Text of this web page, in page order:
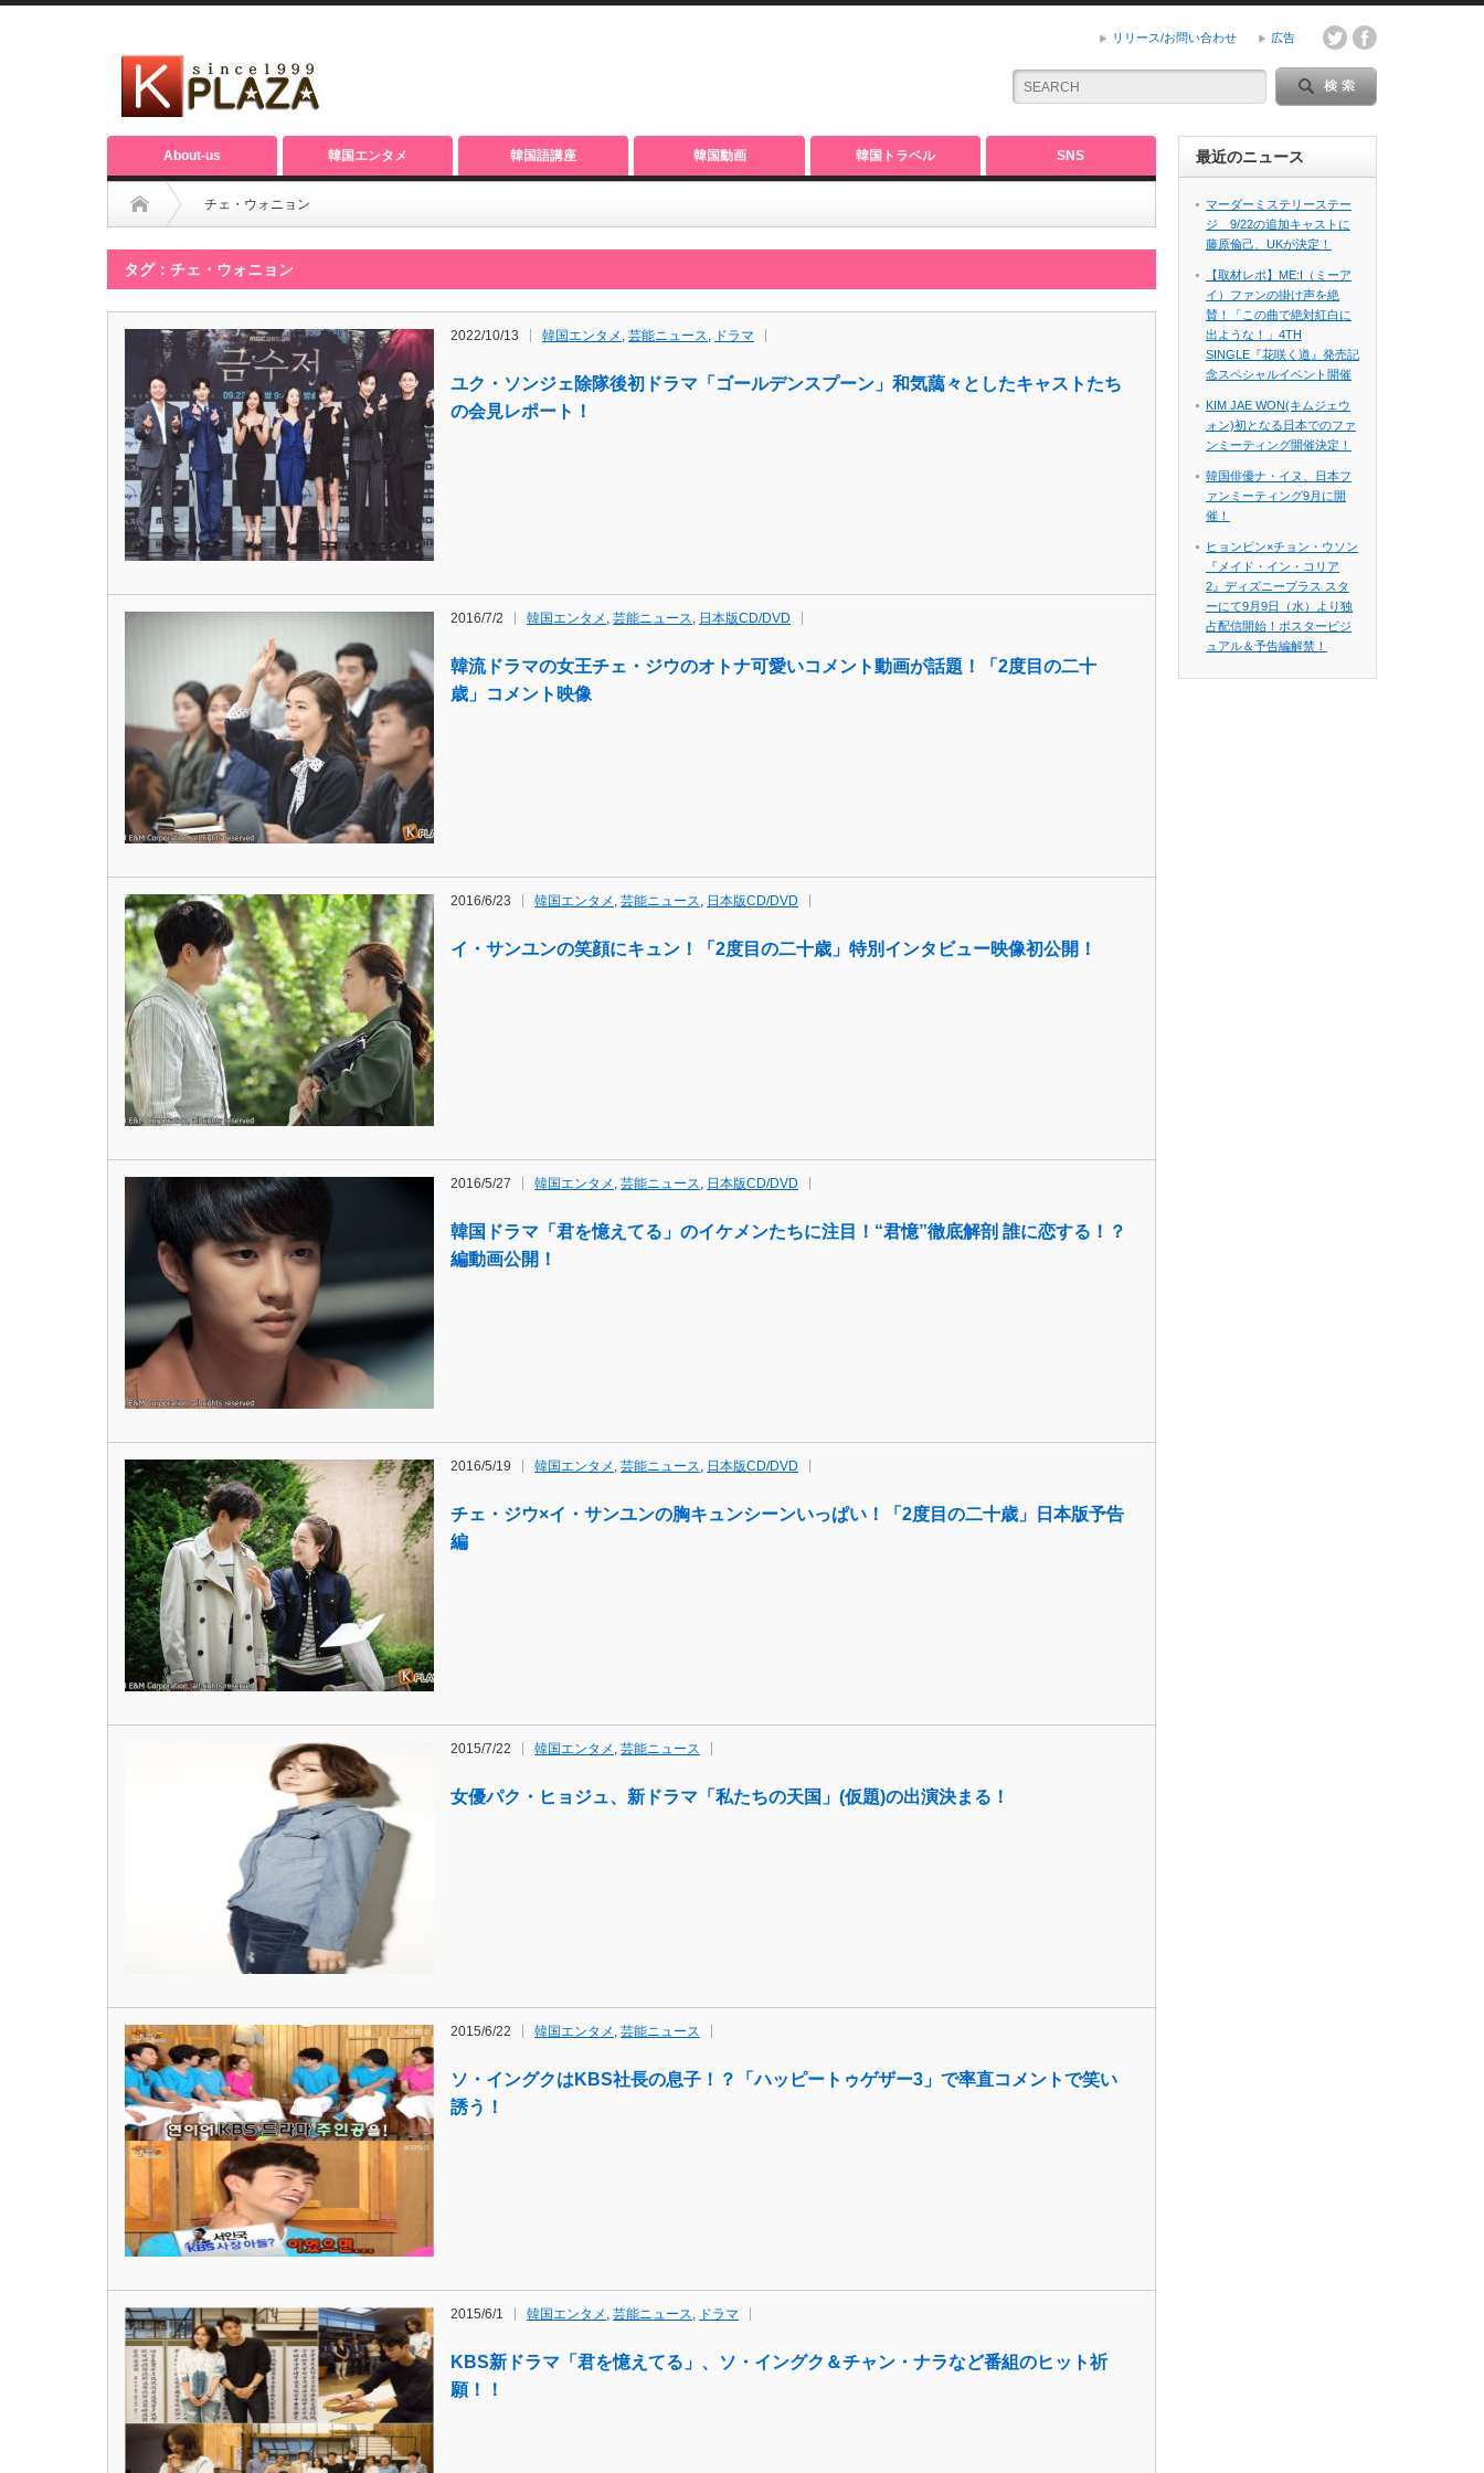
リリース/お問い合わせ 広告
About-us 韓国エンタメ 韓国語講座 韓国動画 韓国トラベル SNS
チェ・ウォニョン
タグ：チェ・ウォニョン
2022/10/13 韓国エンタメ , 芸能ニュース, ドラマ
ユク・ソンジェ除隊後初ドラマ「ゴールデンスプーン」和気藹々としたキャストたち
の会見レポート！
2016/7/2 韓国エンタメ , 芸能ニュース, 日本版CD/DVD
韓流ドラマの女王チェ・ジウのオトナ可愛いコメント動画が話題！「2度目の二十
歳」コメント映像
2016/6/23 韓国エンタメ , 芸能ニュース, 日本版CD/DVD
イ・サンユンの笑顔にキュン！「2度目の二十歳」特別インタビュー映像初公開！
2016/5/27 韓国エンタメ , 芸能ニュース, 日本版CD/DVD
韓国ドラマ「君を憶えてる」のイケメンたちに注目！“君憶”徹底解剖 誰に恋する！？
編動画公開！
2016/5/19 韓国エンタメ , 芸能ニュース, 日本版CD/DVD
チェ・ジウ×イ・サンユンの胸キュンシーンいっぱい！「2度目の二十歳」日本版予告
編
2015/7/22 韓国エンタメ , 芸能ニュース
女優パク・ヒョジュ、新ドラマ「私たちの天国」(仮題)の出演決まる！
2015/6/22 韓国エンタメ , 芸能ニュース
ソ・イングクはKBS社長の息子！？「ハッピートゥゲザー3」で率直コメントで笑い
誘う！
2015/6/1 韓国エンタメ , 芸能ニュース, ドラマ
KBS新ドラマ「君を憶えてる」、ソ・イングク＆チャン・ナラなど番組のヒット祈
願！！
最近のニュース
マーダーミステリーステー
ジ 9/22の追加キャストに
藤原倫己、UKが決定！
【取材レポ】ME:I（ミーア
イ）ファンの掛け声を絶
賛！「この曲で絶対紅白に
出ような！」4TH
SINGLE『花咲く道』発売記
念スペシャルイベント開催
KIM JAE WON(キムジェウ
ォン)初となる日本でのファ
ンミーティング開催決定！
韓国俳優ナ・イヌ、日本フ
ァンミーティング9月に開
催！
ヒョンビン×チョン・ウソン
『メイド・イン・コリア
2』ディズニープラス スタ
ーにて9月9日（水）より独
占配信開始！ポスタービジ
ュアル＆予告編解禁！